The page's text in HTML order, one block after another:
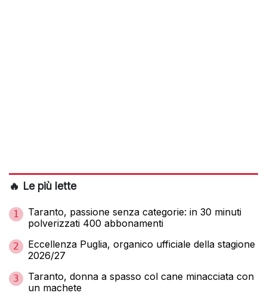
🔥 Le più lette
1
Taranto, passione senza categorie: in 30 minuti
polverizzati 400 abbonamenti
2
Eccellenza Puglia, organico ufficiale della stagione
2026/27
3
Taranto, donna a spasso col cane minacciata con
un machete